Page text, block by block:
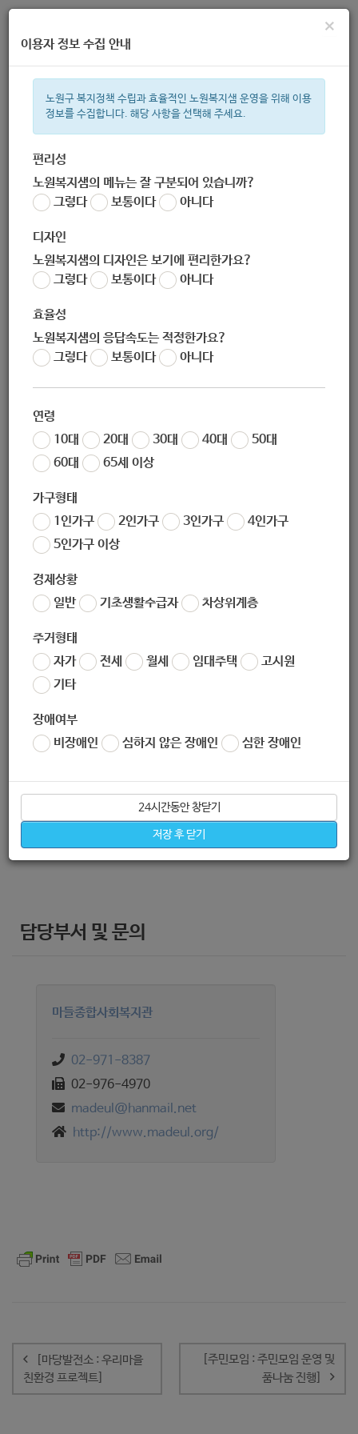
주간 인기검색어
한눈으로 보는 복지 정보
×
이용자 정보 수집 안내
노원구 복지정책 수립과 효율적인 노원복지샘 운영을 위해 이용
정보를 수집합니다. 해당 사항을 선택해 주세요.
편리성
노원복지샘의 메뉴는 잘 구분되어 있습니까?
그렇다
보통이다 아니다
디자인
노원복지샘의 디자인은 보기에 편리한가요?
그렇다
보통이다 아니다
효율성
노원복지샘의 응답속도는 적정한가요?
그렇다
보통이다 아니다
연령
10대
20대 30대 40대
50대
60대
65세 이상
가구형태
1인가구
2인가구 3인가구
4인가구
5인가구 이상
경제상황
일반
기초생활수급자 차상위계층
주거형태
자가
전세 월세 임대주택
고시원
기타
장애여부
비장애인
심하지 않은 장애인 심한 장애인
24시간동안 창닫기
저장 후 닫기
[일상생활 지원 : 복사 서비스, 휠
체어 대여]
지원대상
노원구 거주 지역주민
지원내용
지역주민 편의증진을 위한 복사 서비스, 휠체어 대여 제공
신청방법
복지관 내방 및 유선전화(02-971-8387)
담당부서 및 문의
마들종합사회복지관
02-971-8387
02-976-4970
madeul@hanmail.net
http://www.madeul.org/
내
비
게
[마당발전소 : 우리마을
친환경 프로젝트]
[주민모임 : 주민모임 운영 및
품나눔 진행]